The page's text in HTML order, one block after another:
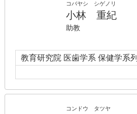
コバヤシ シゲノリ
小林 重紀
助教
教育研究院 医歯学系 保健学系列
コンドウ タツヤ